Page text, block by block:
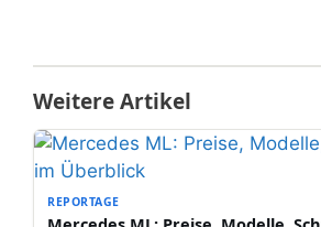
Weitere Artikel
REPORTAGE